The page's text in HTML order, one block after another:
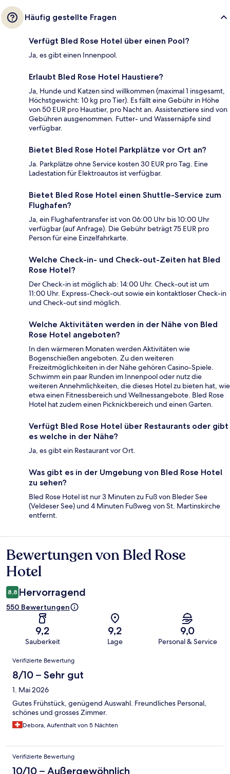
Häufig gestellte Fragen
Verfügt Bled Rose Hotel über einen Pool?
Ja, es gibt einen Innenpool.
Erlaubt Bled Rose Hotel Haustiere?
Ja, Hunde und Katzen sind willkommen (maximal 1 insgesamt,
Höchstgewicht: 10 kg pro Tier). Es fällt eine Gebühr in Höhe
von 50 EUR pro Haustier, pro Nacht an. Assistenztiere sind von
Gebühren ausgenommen. Futter- und Wassernäpfe sind
verfügbar.
Bietet Bled Rose Hotel Parkplätze vor Ort an?
Ja. Parkplätze ohne Service kosten 30 EUR pro Tag. Eine
Ladestation für Elektroautos ist verfügbar.
Bietet Bled Rose Hotel einen Shuttle-Service zum
Flughafen?
Ja, ein Flughafentransfer ist von 06:00 Uhr bis 10:00 Uhr
verfügbar (auf Anfrage). Die Gebühr beträgt 75 EUR pro
Person für eine Einzelfahrkarte.
Welche Check-in- und Check-out-Zeiten hat Bled
Rose Hotel?
Der Check-in ist möglich ab: 14:00 Uhr. Check-out ist um
11:00 Uhr. Express-Check-out sowie ein kontaktloser Check-in
und Check-out sind möglich.
Welche Aktivitäten werden in der Nähe von Bled
Rose Hotel angeboten?
In den wärmeren Monaten werden Aktivitäten wie
Bogenschießen angeboten. Zu den weiteren
Freizeitmöglichkeiten in der Nähe gehören Casino-Spiele.
Schwimm ein paar Runden im Innenpool oder nutz die
weiteren Annehmlichkeiten, die dieses Hotel zu bieten hat, wie
etwa einen Fitnessbereich und Wellnessangebote. Bled Rose
Hotel hat zudem einen Picknickbereich und einen Garten.
Verfügt Bled Rose Hotel über Restaurants oder gibt
es welche in der Nähe?
Ja, es gibt ein Restaurant vor Ort.
Was gibt es in der Umgebung von Bled Rose Hotel
zu sehen?
Bled Rose Hotel ist nur 3 Minuten zu Fuß von Bleder See
(Veldeser See) und 4 Minuten Fußweg von St. Martinskirche
entfernt.
Bewertungen
Bewertungen von Bled Rose
Hotel
8,8 Hervorragend
550 Bewertungen
9,2
Sauberkeit
9,2
Lage
9,0
Personal & Service
Bewertungen
Verifizierte Bewertung
8/10 – Sehr gut
1. Mai 2026
Gutes Frühstück, genügend Auswahl. Freundliches Personal,
schönes und grosses Zimmer.
Debora, Aufenthalt von 5 Nächten
Verifizierte Bewertung
10/10 – Außergewöhnlich